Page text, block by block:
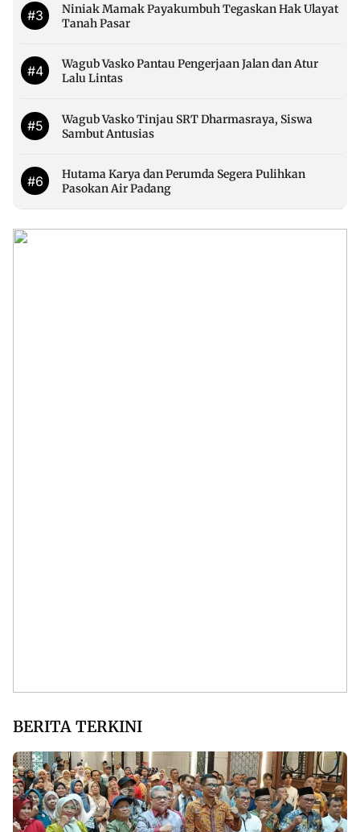
#3
Niniak Mamak Payakumbuh Tegaskan Hak Ulayat
Tanah Pasar
#4
Wagub Vasko Pantau Pengerjaan Jalan dan Atur
Lalu Lintas
#5
Wagub Vasko Tinjau SRT Dharmasraya, Siswa
Sambut Antusias
#6
Hutama Karya dan Perumda Segera Pulihkan
Pasokan Air Padang
BERITA TERKINI